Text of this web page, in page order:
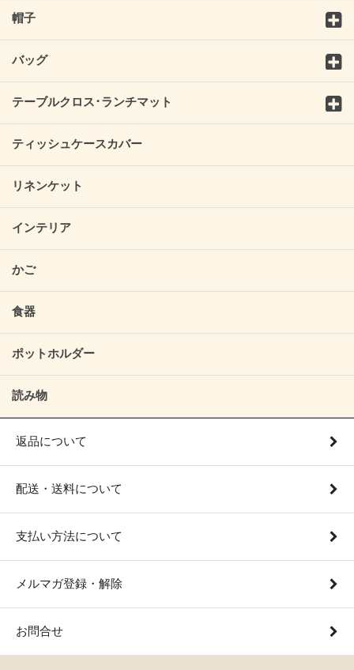
帽子
バッグ
テーブルクロス･ランチマット
ティッシュケースカバー
リネンケット
インテリア
かご
食器
ポットホルダー
読み物
返品について
配送・送料について
支払い方法について
メルマガ登録・解除
お問合せ